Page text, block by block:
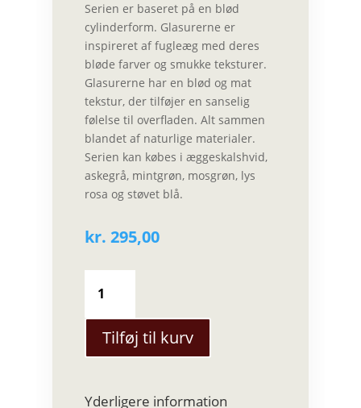
Serien er baseret på en blød
cylinderform. Glasurerne er
inspireret af fugleæg med deres
bløde farver og smukke teksturer.
Glasurerne har en blød og mat
tekstur, der tilføjer en sanselig
følelse til overfladen. Alt sammen
blandet af naturlige materialer.
Serien kan købes i æggeskalshvid,
askegrå, mintgrøn, mosgrøn, lys
rosa og støvet blå.
kr. 295,00
AIO
Latte
Kop
Tilføj til kurv
Yderligere information